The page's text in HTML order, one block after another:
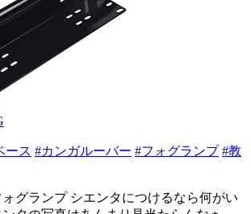
ース #カンガルーバー #フォグランプ #教
グランプ シエンタにつけるなら何がい